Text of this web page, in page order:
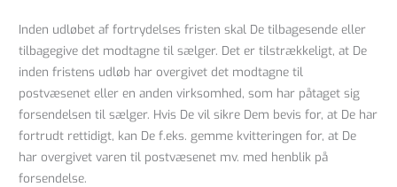
Inden udløbet af fortrydelses fristen skal De tilbagesende eller
tilbagegive det modtagne til sælger. Det er tilstrækkeligt, at De
inden fristens udløb har overgivet det modtagne til
postvæsenet eller en anden virksomhed, som har påtaget sig
forsendelsen til sælger. Hvis De vil sikre Dem bevis for, at De har
fortrudt rettidigt, kan De f.eks. gemme kvitteringen for, at De
har overgivet varen til postvæsenet mv. med henblik på
forsendelse.